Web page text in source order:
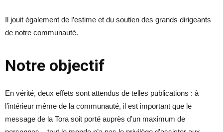
Il jouit également de l’estime et du soutien des grands dirigeants
de notre communauté.
Notre objectif
En vérité, deux effets sont attendus de telles publications : à
l’intérieur même de la communauté, il est important que le
message de la Tora soit porté auprès d’un maximum de